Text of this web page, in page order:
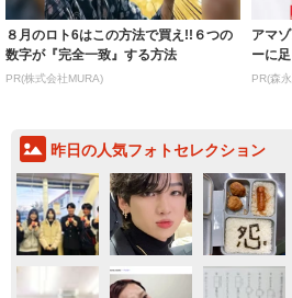
８月のロト6はこの方法で買え!!６つの
数字が『完全一致』する方法
PR(株式会社MURA)
アマ
ーに
PR(森
昨日の人気フォトセレクション